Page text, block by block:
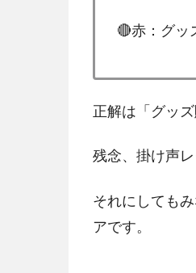
🔴赤：グッ
正解は「グッズ
残念、掛け声レ
それにしても
アです。